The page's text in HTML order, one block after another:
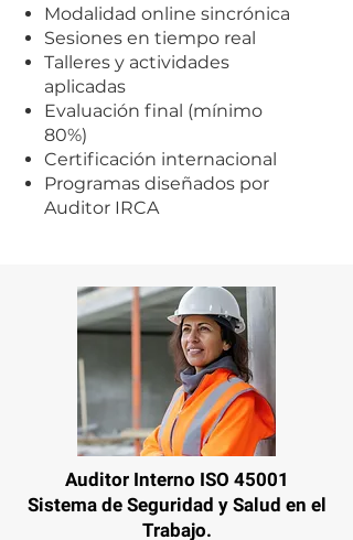
Modalidad online sincrónica
Sesiones en tiempo real
Talleres y actividades
aplicadas
Evaluación final (mínimo
80%)
Certificación internacional
Programas diseñados por
Auditor IRCA
Auditor Interno ISO 45001
Sistema de Seguridad y Salud en el
Trabajo.